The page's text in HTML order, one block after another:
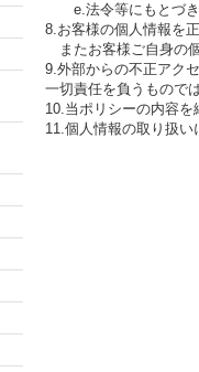
e.法令等にもとづき
8.お客様の個人情報を
またお客様ご自身の
9.外部からの不正アク
一切責任を負うもので
10.当ポリシーの内容を
11.個人情報の取り扱